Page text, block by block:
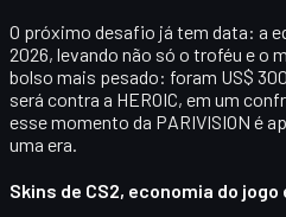
O próximo desafio já tem data: a
2026, levando não só o troféu e o
bolso mais pesado: foram US$
será contra a HEROIC, em um
esse momento da PARIVISION é
uma era.
Skins de CS2, economia do jogo